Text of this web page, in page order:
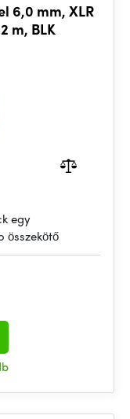
6,0 mm, XLR
m, BLK
egy
összekötő